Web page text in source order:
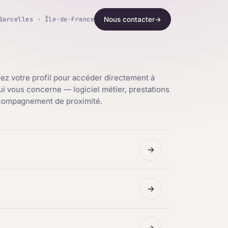
Sarcelles · Île-de-France Nous contacter→
votre profil pour accéder directement à
vous concerne — logiciel métier, prestations
de proximité.